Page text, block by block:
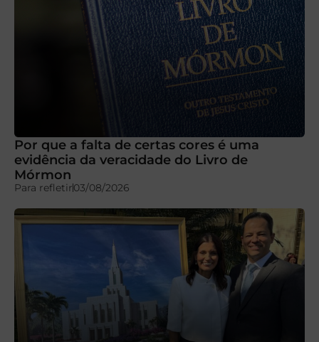
Por que a falta de certas cores é uma
evidência da veracidade do Livro de
Mórmon
Para refletir03/08/2026